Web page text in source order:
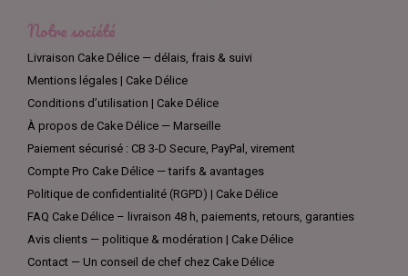
Notre société
Livraison Cake Délice — délais, frais & suivi
Mentions légales | Cake Délice
Conditions d’utilisation | Cake Délice
À propos de Cake Délice — Marseille
Paiement sécurisé : CB 3-D Secure, PayPal, virement
Compte Pro Cake Délice — tarifs & avantages
Politique de confidentialité (RGPD) | Cake Délice
FAQ Cake Délice – livraison 48 h, paiements, retours, garanties
Avis clients — politique & modération | Cake Délice
Contact — Un conseil de chef chez Cake Délice